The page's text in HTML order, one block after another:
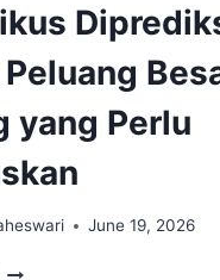
yang Perlu
June 19, 2026
SHIO